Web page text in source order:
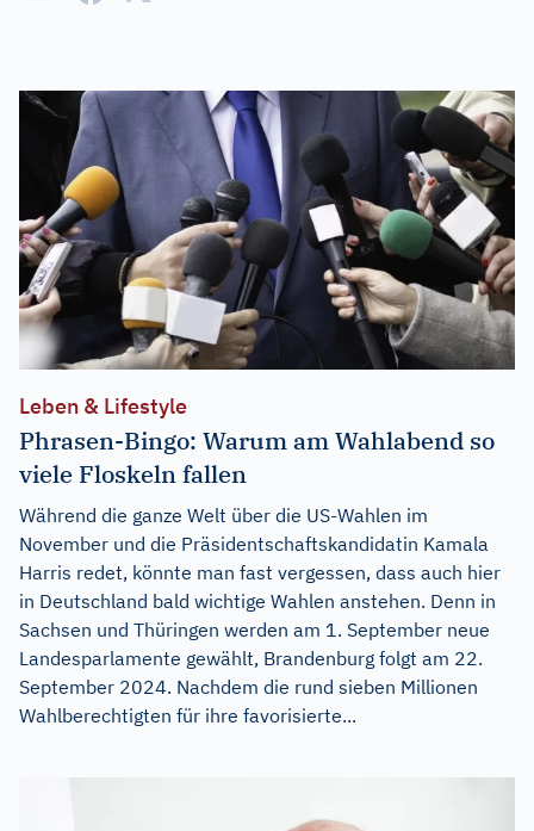
Leben & Lifestyle
Phrasen-Bingo: Warum am Wahlabend so
viele Floskeln fallen
Während die ganze Welt über die US-Wahlen im
November und die Präsidentschaftskandidatin Kamala
Harris redet, könnte man fast vergessen, dass auch hier
in Deutschland bald wichtige Wahlen anstehen. Denn in
Sachsen und Thüringen werden am 1. September neue
Landesparlamente gewählt, Brandenburg folgt am 22.
September 2024. Nachdem die rund sieben Millionen
Wahlberechtigten für ihre favorisierte...